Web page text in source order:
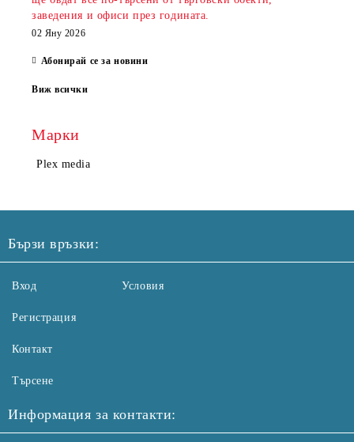
заведения и офиси през годината.
02 Яну 2026
Абонирай се за новини
Виж всички
Марки
Plex media
Бързи връзки:
Вход
Регистрация
Контакт
Търсене
Условия
Информация за контакти: